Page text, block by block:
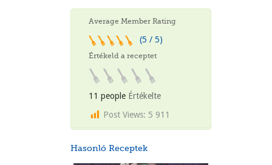
Average Member Rating
(5 / 5)
Értékeld a receptet
11 people Értékelte
Post Views: 5 911
Hasonló Receptek